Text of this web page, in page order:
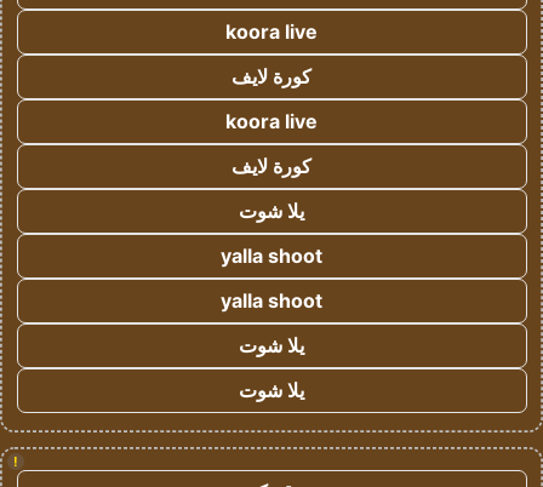
koora live
كورة لايف
koora live
كورة لايف
يلا شوت
yalla shoot
yalla shoot
يلا شوت
يلا شوت
!